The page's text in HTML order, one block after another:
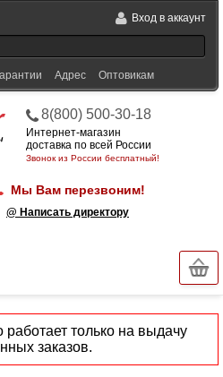
Вход в аккаунт
Адрес Оптовикам
8(800) 500-30-18
Интернет-магазин
доставка по всей России
Звонок из России бесплатный!
Мы Вам перезвоним!
@ Написать директору
только на выдачу
заказов.